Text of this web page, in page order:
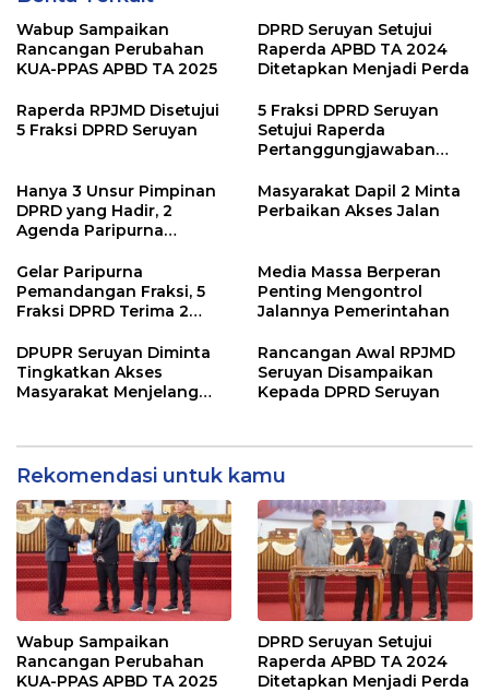
Wabup Sampaikan
Rancangan Perubahan
KUA-PPAS APBD TA 2025
DPRD Seruyan Setujui
Raperda APBD TA 2024
Ditetapkan Menjadi Perda
Raperda RPJMD Disetujui
5 Fraksi DPRD Seruyan
5 Fraksi DPRD Seruyan
Setujui Raperda
Pertanggungjawaban
2024
Hanya 3 Unsur Pimpinan
DPRD yang Hadir, 2
Agenda Paripurna
Masyarakat Dapil 2 Minta
Perbaikan Akses Jalan
Gelar Paripurna
Pemandangan Fraksi, 5
Fraksi DPRD Terima 2
Media Massa Berperan
Penting Mengontrol
Jalannya Pemerintahan
DPUPR Seruyan Diminta
Tingkatkan Akses
Masyarakat Menjelang
Rancangan Awal RPJMD
Seruyan Disampaikan
Kepada DPRD Seruyan
Rekomendasi untuk kamu
Wabup Sampaikan
Rancangan Perubahan
KUA-PPAS APBD TA 2025
DPRD Seruyan Setujui
Raperda APBD TA 2024
Ditetapkan Menjadi Perda